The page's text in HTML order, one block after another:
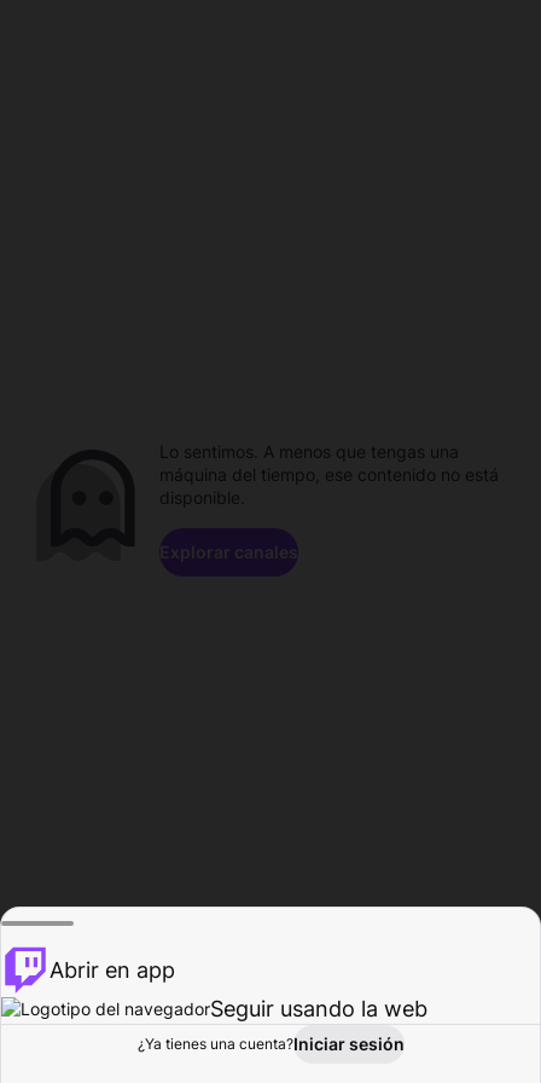
Explorar Actividad
Lo sentimos. A menos que tengas una
máquina del tiempo, ese contenido no está
disponible.
Explorar canales
Abrir en app
Seguir usando la web
¿Ya tienes una cuenta?Iniciar sesión